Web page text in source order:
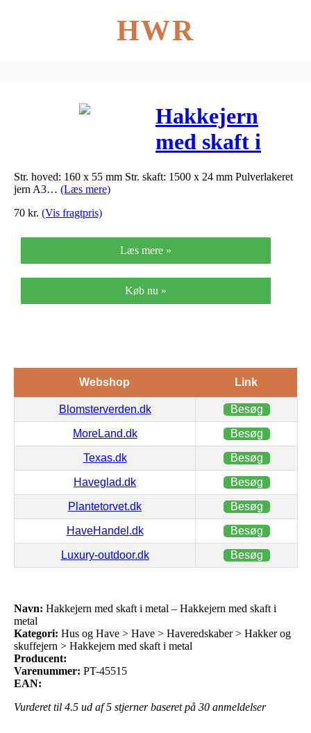
HWR
Hakkejern
med skaft i
metal –
metal
Str. hoved: 160 x 55 mm Str. skaft: 1500 x 24 mm Pulverlakeret
jern A3… (Læs mere)
70 kr. (Vis fragtpris)
Læs mere »
Køb nu »
Webshop Link
Blomsterverden.dk Besøg
MoreLand.dk Besøg
Texas.dk Besøg
Haveglad.dk Besøg
Plantetorvet.dk Besøg
HaveHandel.dk Besøg
Luxury-outdoor.dk Besøg
Navn: Hakkejern med skaft i metal – Hakkejern med skaft i
metal
Kategori: Hus og Have > Have > Haveredskaber > Hakker og
skuffejern > Hakkejern med skaft i metal
Producent:
Varenummer: PT-45515
EAN:
Vurderet til 4.5 ud af 5 stjerner baseret på 30 anmeldelser